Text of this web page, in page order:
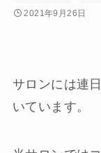
2021年9月26日
サロンには連
いています。